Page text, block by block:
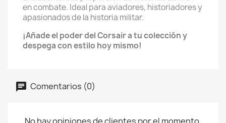
en combate. Ideal para aviadores, historiadores y
apasionados de la historia militar.
¡Añade el poder del Corsair a tu colección y
despega con estilo hoy mismo!
Comentarios (0)